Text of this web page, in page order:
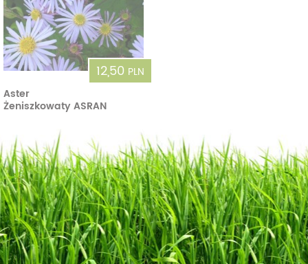
12,50 PLN
Aster
Żeniszkowaty ASRAN